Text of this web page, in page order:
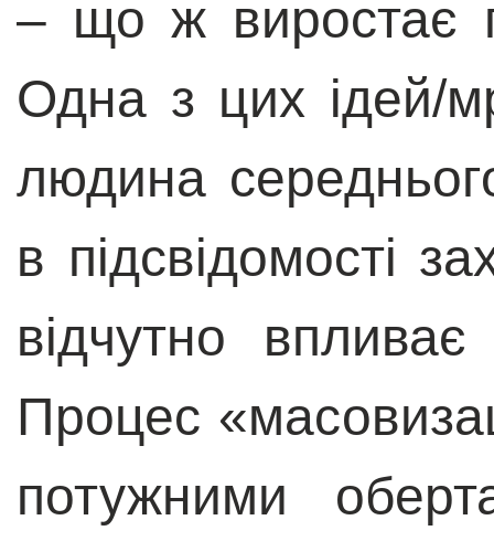
– що ж виростає
Одна з цих ідей/
людина
в підсвідомості
відчутно
Процес
потужними